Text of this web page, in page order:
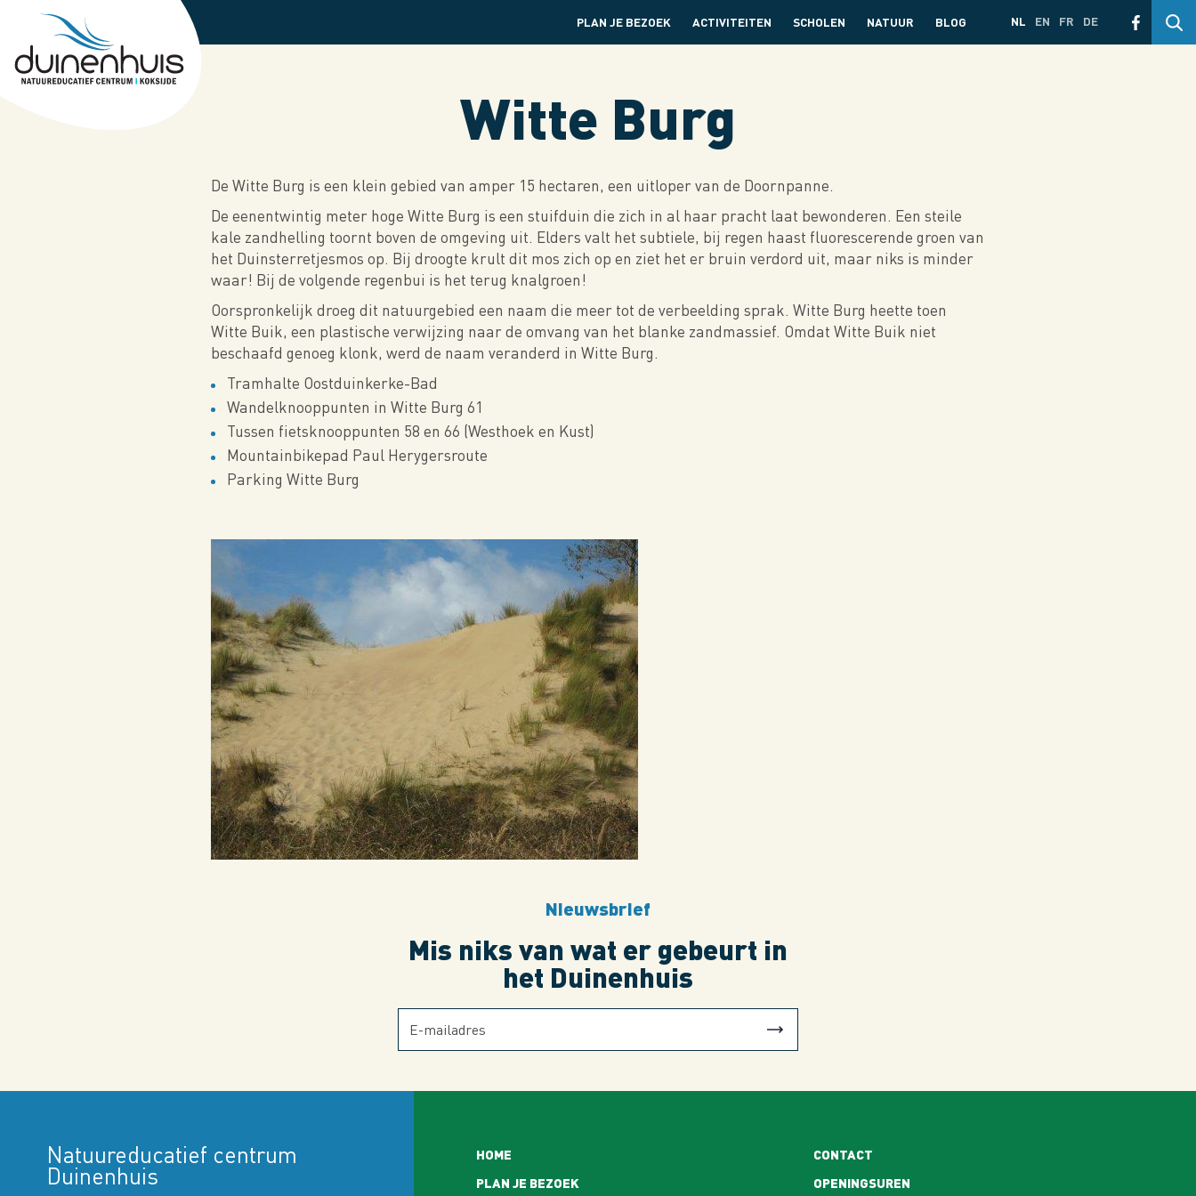
Overslaan
naar
de
PLAN JE BEZOEK ACTIVITEITEN SCHOLEN NATUUR BLOG NL EN FR DE
Witte Burg
De Witte Burg is een klein gebied van amper 15 hectaren, een uitloper van de Doornpanne.
De eenentwintig meter hoge Witte Burg is een stuifduin die zich in al haar pracht laat bewonderen. Een steile
kale zandhelling toornt boven de omgeving uit. Elders valt het subtiele, bij regen haast fluorescerende groen van
het Duinsterretjesmos op. Bij droogte krult dit mos zich op en ziet het er bruin verdord uit, maar niks is minder
waar! Bij de volgende regenbui is het terug knalgroen!
Oorspronkelijk droeg dit natuurgebied een naam die meer tot de verbeelding sprak. Witte Burg heette toen
Witte Buik, een plastische verwijzing naar de omvang van het blanke zandmassief. Omdat Witte Buik niet
beschaafd genoeg klonk, werd de naam veranderd in Witte Burg.
Tramhalte Oostduinkerke-Bad
Wandelknooppunten in Witte Burg 61
Tussen fietsknooppunten 58 en 66 (Westhoek en Kust)
Mountainbikepad Paul Herygersroute
Parking Witte Burg
Nieuwsbrief
Mis niks van wat er gebeurt in
het Duinenhuis
Natuureducatief centrum
Duinenhuis Hoofdnavigatie
HOME
PLAN JE BEZOEK
CONTACT
OPENINGSUREN